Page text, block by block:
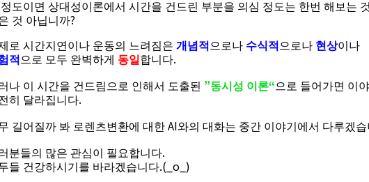
도이면 상대성이론에서 시간을 건드린 부분을 의심 정도는 한번 해보는 것
것 아닙니까?
로 시간지연이나 운동의 느려짐은 개념적 으로나 수식적 으로나 현상이나
적 으로 모두 완벽하게 동일 합니다.
나 이 시간을 건드림으로 인해서 도출된 ”동시성 이론“으로 들어가면 이
히 달라집니다.
길어질까 봐 로렌츠변환에 대한 AI와의 대화는 중간 이야기에서 다루겠
분들의 많은 관심이 필요합니다.
들 건강하시기를 바라겠습니다.(_o_)